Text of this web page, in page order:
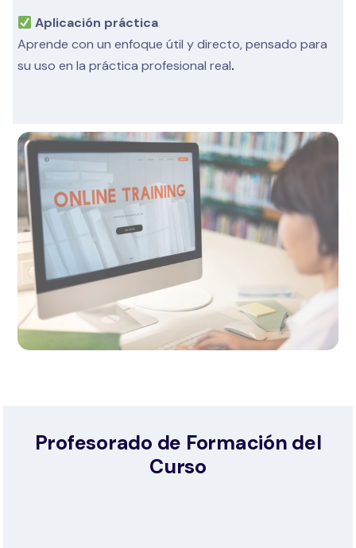
Aplicación práctica
Aprende con un enfoque útil y directo, pensado para
su uso en la práctica profesional real.
Profesorado de Formación del
Curso